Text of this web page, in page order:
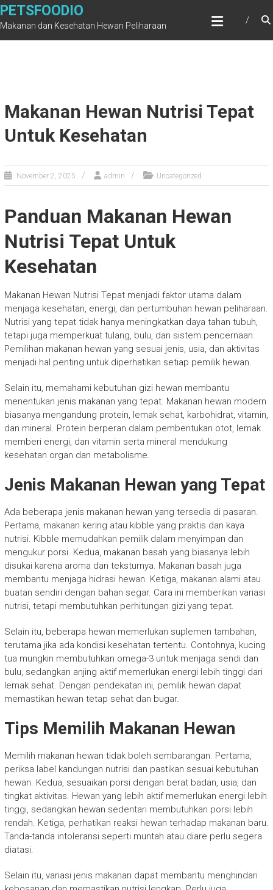
Skip
to
PETSFOODIO
Makanan dan Kesehatan Hewan Peliharaan
Makanan Hewan Nutrisi Tepat
Untuk Kesehatan
November 2, 2025 admin Uncategorized
Panduan Makanan Hewan
Nutrisi Tepat Untuk
Kesehatan
Makanan Hewan Nutrisi Tepat menjadi faktor utama dalam
menjaga kesehatan, energi, dan pertumbuhan hewan peliharaan.
Nutrisi yang tepat tidak hanya meningkatkan daya tahan tubuh,
tetapi juga memperkuat tulang, bulu, dan sistem pencernaan.
Pemilihan makanan hewan yang sesuai jenis, usia, dan aktivitas
menjadi hal penting untuk diperhatikan setiap pemilik hewan.
Selain itu, memahami kebutuhan gizi hewan membantu
menentukan jenis makanan yang tepat. Makanan hewan modern
biasanya mengandung protein, lemak sehat, karbohidrat, vitamin,
dan mineral. Protein berperan dalam pembentukan otot, lemak
memberi energi, dan vitamin serta mineral mendukung
kesehatan organ dan metabolisme.
Jenis Makanan Hewan yang Tepat
Ada beberapa jenis makanan hewan yang tersedia di pasaran.
Pertama, makanan kering atau kibble yang praktis dan kaya
nutrisi. Kibble memudahkan pemilik dalam menyimpan dan
mengukur porsi. Kedua, makanan basah yang biasanya lebih
disukai karena aroma dan teksturnya. Makanan basah juga
membantu menjaga hidrasi hewan. Ketiga, makanan alami atau
buatan sendiri dengan bahan segar. Cara ini memberikan variasi
nutrisi, tetapi membutuhkan perhitungan gizi yang tepat.
Selain itu, beberapa hewan memerlukan suplemen tambahan,
terutama jika ada kondisi kesehatan tertentu. Contohnya, kucing
tua mungkin membutuhkan omega-3 untuk menjaga sendi dan
bulu, sedangkan anjing aktif memerlukan energi lebih tinggi dari
lemak sehat. Dengan pendekatan ini, pemilik hewan dapat
memastikan hewan tetap sehat dan bugar.
Tips Memilih Makanan Hewan
Memilih makanan hewan tidak boleh sembarangan. Pertama,
periksa label kandungan nutrisi dan pastikan sesuai kebutuhan
hewan. Kedua, sesuaikan porsi dengan berat badan, usia, dan
tingkat aktivitas. Hewan yang lebih aktif memerlukan energi lebih
tinggi, sedangkan hewan sedentari membutuhkan porsi lebih
rendah. Ketiga, perhatikan reaksi hewan terhadap makanan baru.
Tanda-tanda intoleransi seperti muntah atau diare perlu segera
diatasi.
Selain itu, variasi jenis makanan dapat membantu menghindari